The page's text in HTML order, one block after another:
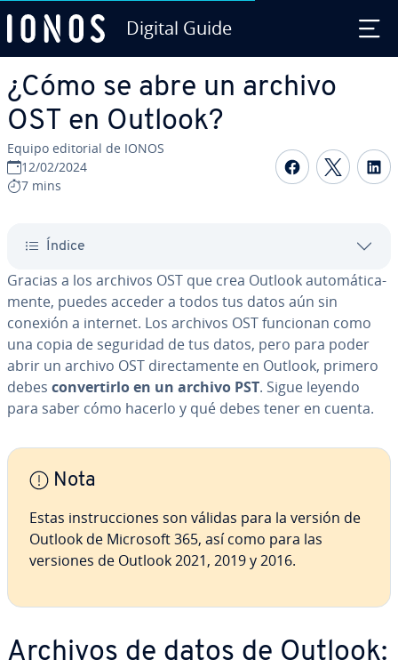
Digital Guide
¿Cómo se abre un archivo
OST en Outlook?
Equipo editorial de IONOS
12/02/2024
7 mins
Compartir
Índice
Gracias a los archivos OST que crea Outlook au­to­má­ti­ca­
me­n­te, puedes acceder a todos tus datos aún sin
conexión a internet. Los archivos OST funcionan como
una copia de seguridad de tus datos, pero para poder
abrir un archivo OST di­re­c­ta­me­n­te en Outlook, primero
debes co­n­ve­r­ti­r­lo en un archivo PST. Sigue leyendo
para saber cómo hacerlo y qué debes tener en cuenta.
Nota
Estas in­s­tru­c­cio­nes son válidas para la versión de
Outlook de Microsoft 365, así como para las
versiones de Outlook 2021, 2019 y 2016.
Archivos de datos de Outlook: